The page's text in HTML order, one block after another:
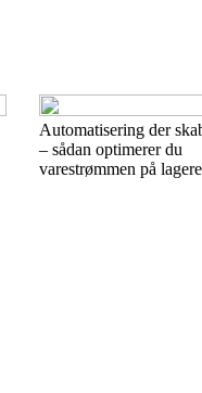
Automatisering der
– sådan optimerer du
varestrømmen på